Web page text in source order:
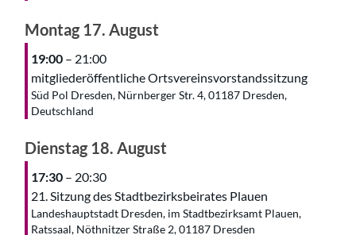
Montag 17. August
19:00 – 21:00
mitgliederöffentliche Ortsvereinsvorstandssitzung
Süd Pol Dresden, Nürnberger Str. 4, 01187 Dresden,
Deutschland
Dienstag 18. August
17:30 – 20:30
21. Sitzung des Stadtbezirksbeirates Plauen
Landeshauptstadt Dresden, im Stadtbezirksamt Plauen,
Ratssaal, Nöthnitzer Straße 2, 01187 Dresden